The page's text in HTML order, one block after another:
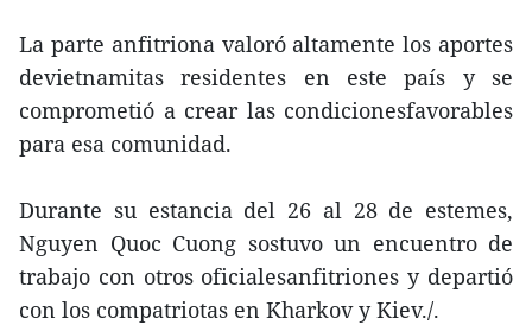
La parte anfitriona valoró altamente los aportes
devietnamitas residentes en este país y se
comprometió a crear las condicionesfavorables
para esa comunidad.
Durante su estancia del 26 al 28 de estemes,
Nguyen Quoc Cuong sostuvo un encuentro de
trabajo con otros oficialesanfitriones y departió
con los compatriotas en Kharkov y Kiev./.